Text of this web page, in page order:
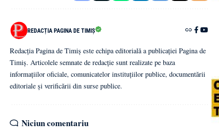
REDACȚIA PAGINA DE TIMIȘ
Redacția Pagina de Timiș este echipa editorială a publicației Pagina de
Timiș. Articolele semnate de redacție sunt realizate pe baza
informațiilor oficiale, comunicatelor instituțiilor publice, documentării
editoriale și verificării din surse publice.
Niciun comentariu